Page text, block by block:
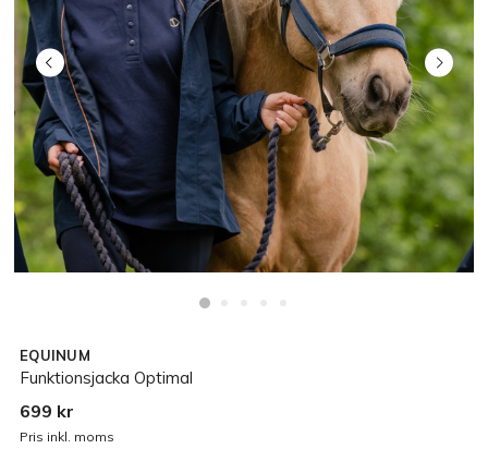
EQUINUM
Funktionsjacka Optimal
699 kr
Pris inkl. moms